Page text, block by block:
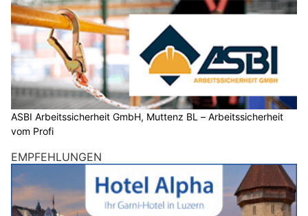
ASBI Arbeitssicherheit GmbH, Muttenz BL – Arbeitssicherheit
vom Profi
EMPFEHLUNGEN